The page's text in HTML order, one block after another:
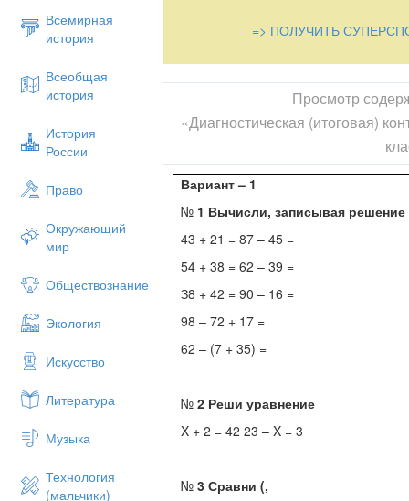
Всемирная
история
Всеобщая
история
История
России
Право
Окружающий
мир
Обществознание
Экология
Искусство
Литература
Музыка
Технология
(мальчики)
=> ПОЛУЧИТЬ
Просмотр
«Диагностическая (итоговая)
Вариант – 1
№ 1 Вычисли, записывая решение
43 + 21 = 87 – 45 =
54 + 38 = 62 – 39 =
З8 + 42 = 90 – 16 =
98 – 72 + 17 =
62 – (7 + 35) =
№ 2 Реши уравнение
Χ + 2 = 42 23 – Χ = 3
№ 3 Сравни (,